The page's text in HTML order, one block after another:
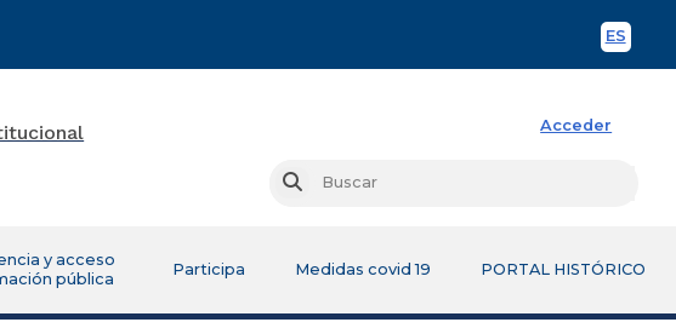
ES
Acceder
Buscar
y acceso
pública
Participa Medidas covid 19 PORTAL HISTÓRICO